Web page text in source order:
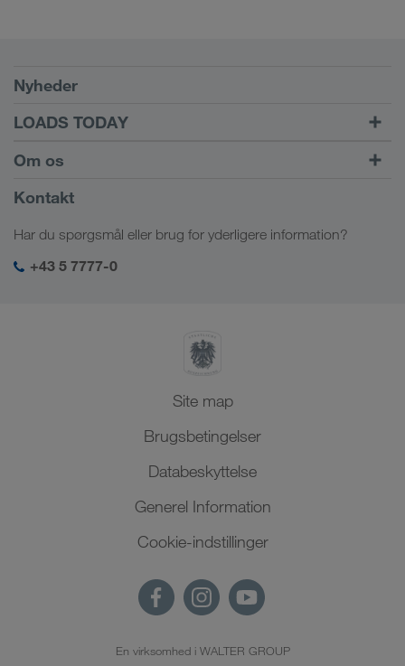
Forudsætninger
Nyheder
LOADS TODAY
Find fragt med
LOADS TODAY
Få mere at vide
Til login
Om os
Virksomhedsinformation
SHEQ-management
Kontakt
Har du spørgsmål eller brug for yderligere information?
+43 5 7777-0
Site map
Brugsbetingelser
Databeskyttelse
Generel Information
Cookie-indstillinger
En virksomhed i WALTER GROUP